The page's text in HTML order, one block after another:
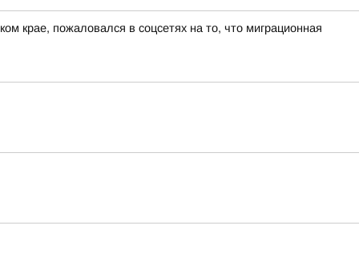
крае, пожаловался в соцсетях на то, что миграционная